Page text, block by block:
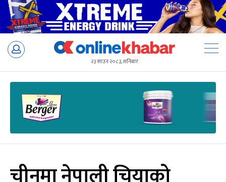
Skip
२३ साउन २०८३, शनिबार